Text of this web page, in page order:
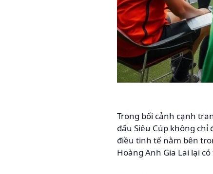
Trong bối cảnh cạnh
đấu Siêu Cúp không
điều tinh tế nằm bên
Hoàng Anh Gia Lai lại